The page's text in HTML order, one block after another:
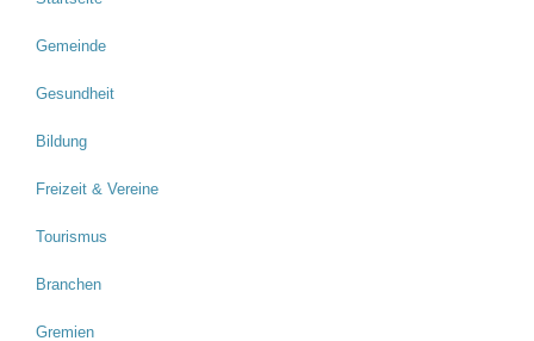
Gemeinde
Gesundheit
Bildung
Freizeit & Vereine
Tourismus
Branchen
Gremien